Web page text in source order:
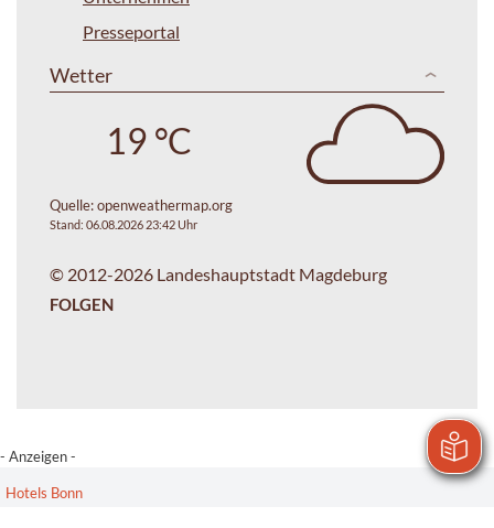
Presseportal
Wetter
19 °C
Quelle:openweathermap.org
Stand: 06.08.2026 23:42 Uhr
© 2012-2026 Landeshauptstadt Magdeburg
FOLGEN
- Anzeigen -
Hotels Bonn